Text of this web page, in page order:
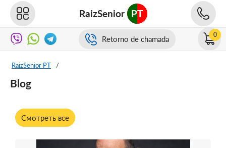
RaizSenior PT
Retorno de chamada 0
RaizSenior PT /
Blog
Смотреть все